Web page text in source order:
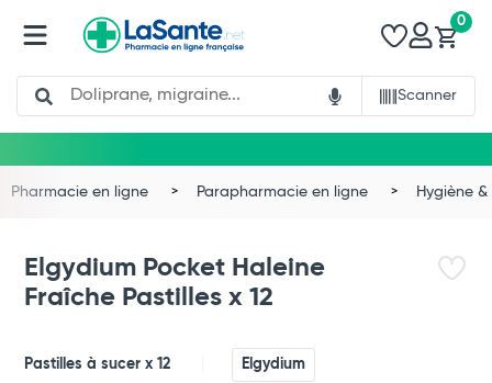
Search
Scanner
0
Pharmacie en ligne Parapharmacie en ligne Hygiène
Elgydium Pocket Haleine
Fraîche Pastilles x 12
Pastilles à sucer x 12 Elgydium